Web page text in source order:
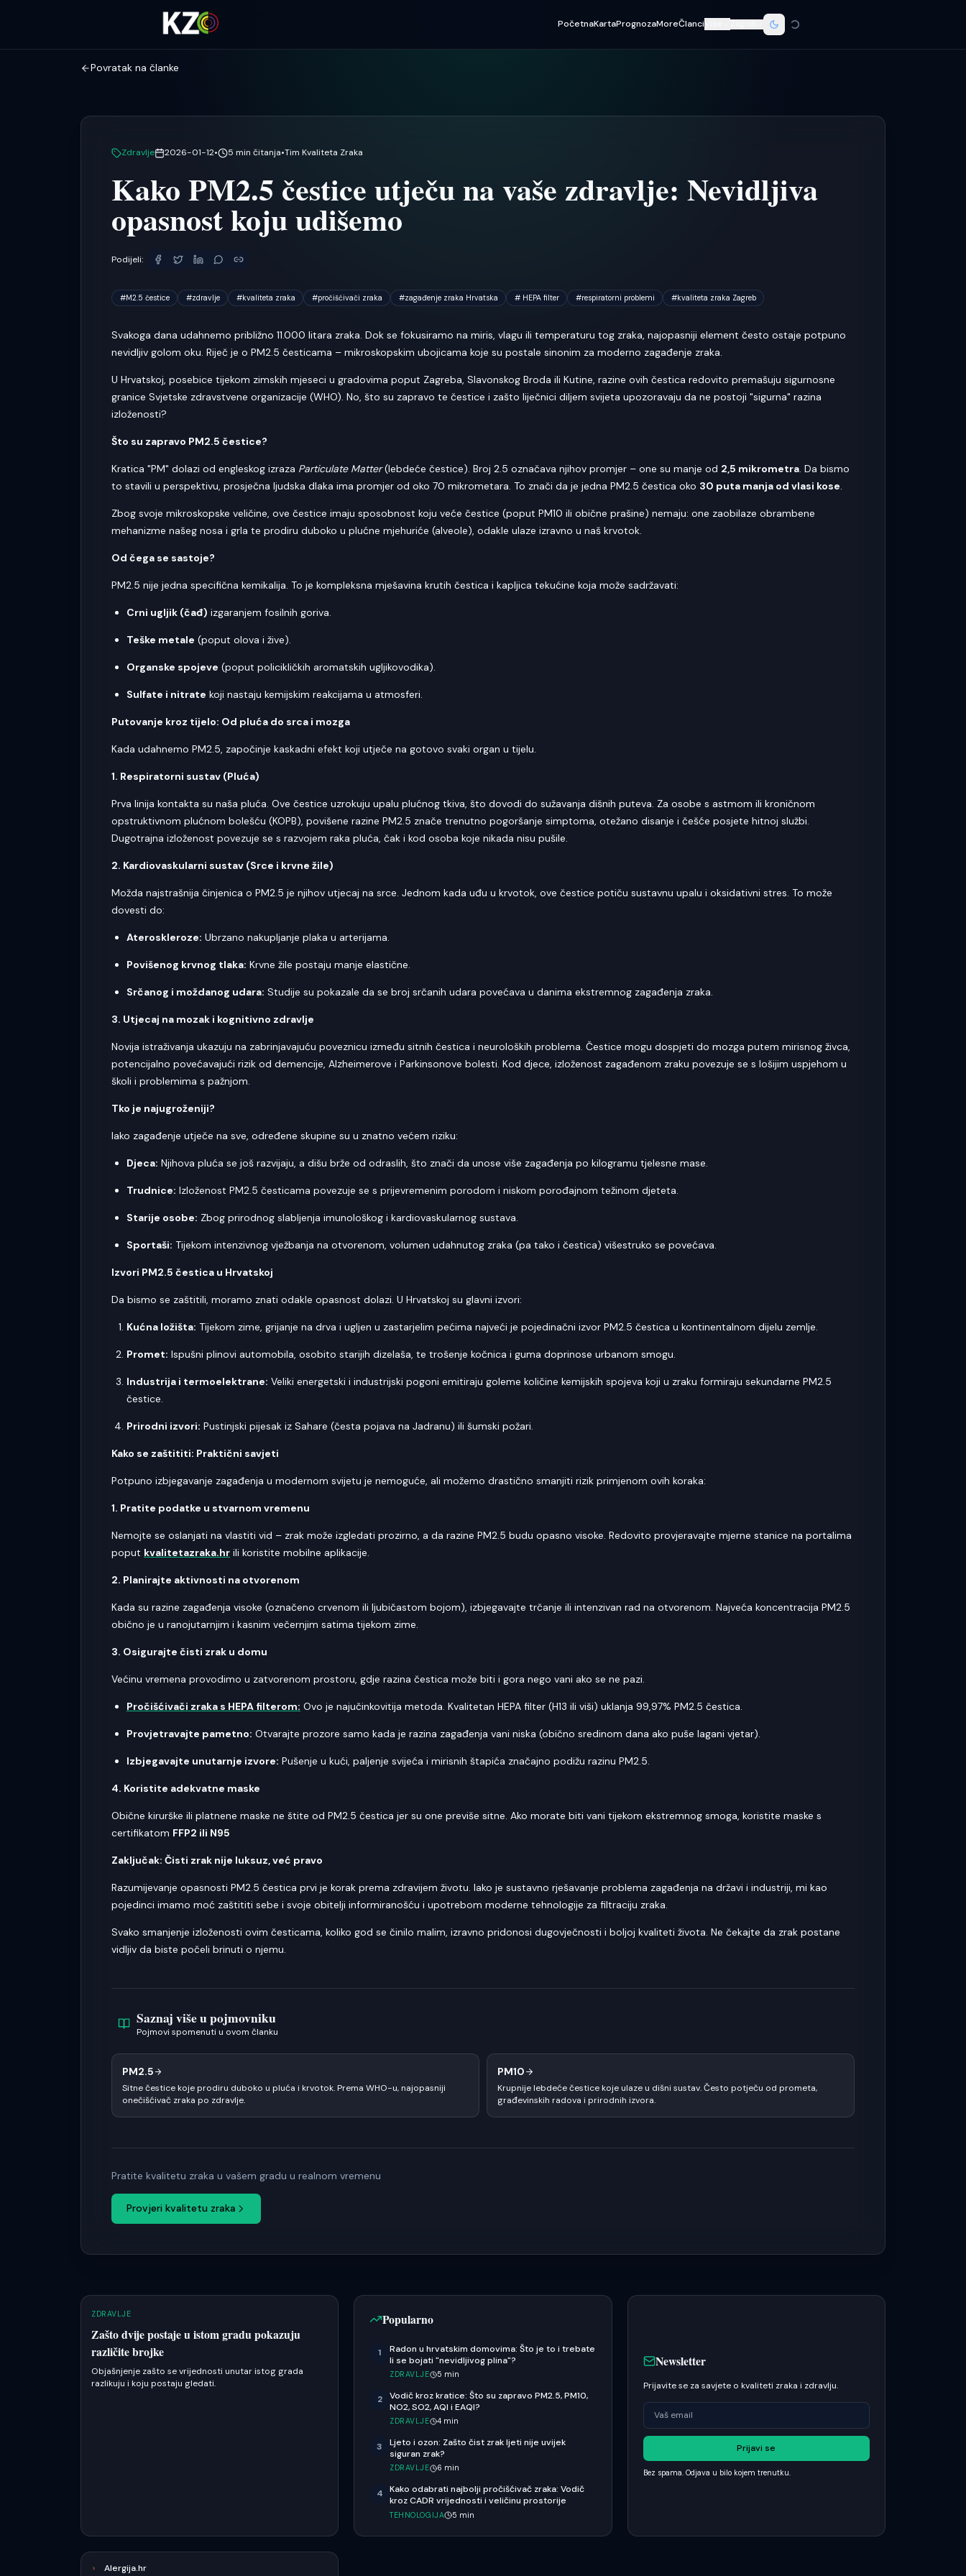
PočetnaKartaPrognozaMoreČlanci
Povratak na članke
Zdravlje 2026-01-12• 5 min čitanja•Tim Kvaliteta Zraka
Kako PM2.5 čestice utječu na vaše zdravlje: Nevidljiva
opasnost koju udišemo
Podijeli:
#M2.5 čestice #zdravlje #kvaliteta zraka #pročišćivači zraka #zagađenje zraka Hrvatska #HEPA filter #respiratorni problemi #kvaliteta zraka Zagreb
Svakoga dana udahnemo približno 11.000 litara zraka. Dok se fokusiramo na miris, vlagu ili temperaturu tog zraka, najopasniji element često ostaje potpuno
nevidljiv golom oku. Riječ je o PM2.5 česticama – mikroskopskim ubojicama koje su postale sinonim za moderno zagađenje zraka.
U Hrvatskoj, posebice tijekom zimskih mjeseci u gradovima poput Zagreba, Slavonskog Broda ili Kutine, razine ovih čestica redovito premašuju sigurnosne
granice Svjetske zdravstvene organizacije (WHO). No, što su zapravo te čestice i zašto liječnici diljem svijeta upozoravaju da ne postoji "sigurna" razina
izloženosti?
Što su zapravo PM2.5 čestice?
Kratica "PM" dolazi od engleskog izraza Particulate Matter(lebdeće čestice). Broj 2.5 označava njihov promjer – one su manje od 2,5 mikrometra. Da bismo
to stavili u perspektivu, prosječna ljudska dlaka ima promjer od oko 70 mikrometara. To znači da je jedna PM2.5 čestica oko 30 puta manja od vlasi kose.
Zbog svoje mikroskopske veličine, ove čestice imaju sposobnost koju veće čestice (poput PM10 ili obične prašine) nemaju: one zaobilaze obrambene
mehanizme našeg nosa i grla te prodiru duboko u plućne mjehuriće (alveole), odakle ulaze izravno u naš krvotok.
Od čega se sastoje?
PM2.5 nije jedna specifična kemikalija. To je kompleksna mješavina krutih čestica i kapljica tekućine koja može sadržavati:
Crni ugljik (čađ) izgaranjem fosilnih goriva.
Teške metale (poput olova i žive).
Organske spojeve (poput policikličkih aromatskih ugljikovodika).
Sulfate i nitrate koji nastaju kemijskim reakcijama u atmosferi.
Putovanje kroz tijelo: Od pluća do srca i mozga
Kada udahnemo PM2.5, započinje kaskadni efekt koji utječe na gotovo svaki organ u tijelu.
1. Respiratorni sustav (Pluća)
Prva linija kontakta su naša pluća. Ove čestice uzrokuju upalu plućnog tkiva, što dovodi do sužavanja dišnih puteva. Za osobe s astmom ili kroničnom
opstruktivnom plućnom bolešću (KOPB), povišene razine PM2.5 znače trenutno pogoršanje simptoma, otežano disanje i češće posjete hitnoj službi.
Dugotrajna izloženost povezuje se s razvojem raka pluća, čak i kod osoba koje nikada nisu pušile.
2. Kardiovaskularni sustav (Srce i krvne žile)
Možda najstrašnija činjenica o PM2.5 je njihov utjecaj na srce. Jednom kada uđu u krvotok, ove čestice potiču sustavnu upalu i oksidativni stres. To može
dovesti do:
Ateroskleroze: Ubrzano nakupljanje plaka u arterijama.
Povišenog krvnog tlaka: Krvne žile postaju manje elastične.
Srčanog i moždanog udara: Studije su pokazale da se broj srčanih udara povećava u danima ekstremnog zagađenja zraka.
3. Utjecaj na mozak i kognitivno zdravlje
Novija istraživanja ukazuju na zabrinjavajuću poveznicu između sitnih čestica i neuroloških problema. Čestice mogu dospjeti do mozga putem mirisnog živca,
potencijalno povećavajući rizik od demencije, Alzheimerove i Parkinsonove bolesti. Kod djece, izloženost zagađenom zraku povezuje se s lošijim uspjehom u
školi i problemima s pažnjom.
Tko je najugroženiji?
Iako zagađenje utječe na sve, određene skupine su u znatno većem riziku:
Djeca: Njihova pluća se još razvijaju, a dišu brže od odraslih, što znači da unose više zagađenja po kilogramu tjelesne mase.
Trudnice: Izloženost PM2.5 česticama povezuje se s prijevremenim porodom i niskom porođajnom težinom djeteta.
Starije osobe: Zbog prirodnog slabljenja imunološkog i kardiovaskularnog sustava.
Sportaši: Tijekom intenzivnog vježbanja na otvorenom, volumen udahnutog zraka (pa tako i čestica) višestruko se povećava.
Izvori PM2.5 čestica u Hrvatskoj
Da bismo se zaštitili, moramo znati odakle opasnost dolazi. U Hrvatskoj su glavni izvori:
Kućna ložišta: Tijekom zime, grijanje na drva i ugljen u zastarjelim pećima najveći je pojedinačni izvor PM2.5 čestica u kontinentalnom dijelu zemlje.
Promet: Ispušni plinovi automobila, osobito starijih dizelaša, te trošenje kočnica i guma doprinose urbanom smogu.
Industrija i termoelektrane: Veliki energetski i industrijski pogoni emitiraju goleme količine kemijskih spojeva koji u zraku formiraju sekundarne PM2.5
čestice.
Prirodni izvori: Pustinjski pijesak iz Sahare (česta pojava na Jadranu) ili šumski požari.
Kako se zaštititi: Praktični savjeti
Potpuno izbjegavanje zagađenja u modernom svijetu je nemoguće, ali možemo drastično smanjiti rizik primjenom ovih koraka:
1. Pratite podatke u stvarnom vremenu
Nemojte se oslanjati na vlastiti vid – zrak može izgledati prozirno, a da razine PM2.5 budu opasno visoke. Redovito provjeravajte mjerne stanice na portalima
poput kvalitetazraka.hr ili koristite mobilne aplikacije.
2. Planirajte aktivnosti na otvorenom
Kada su razine zagađenja visoke (označeno crvenom ili ljubičastom bojom), izbjegavajte trčanje ili intenzivan rad na otvorenom. Najveća koncentracija PM2.5
obično je u ranojutarnjim i kasnim večernjim satima tijekom zime.
3. Osigurajte čisti zrak u domu
Većinu vremena provodimo u zatvorenom prostoru, gdje razina čestica može biti i gora nego vani ako se ne pazi.
Pročišćivači zraka s HEPA filterom: Ovo je najučinkovitija metoda. Kvalitetan HEPA filter (H13 ili viši) uklanja 99,97% PM2.5 čestica.
Provjetravajte pametno: Otvarajte prozore samo kada je razina zagađenja vani niska (obično sredinom dana ako puše lagani vjetar).
Izbjegavajte unutarnje izvore: Pušenje u kući, paljenje svijeća i mirisnih štapića značajno podižu razinu PM2.5.
4. Koristite adekvatne maske
Obične kirurške ili platnene maske ne štite od PM2.5 čestica jer su one previše sitne. Ako morate biti vani tijekom ekstremnog smoga, koristite maske s
certifikatom FFP2 ili N95
Zaključak: Čisti zrak nije luksuz, već pravo
Razumijevanje opasnosti PM2.5 čestica prvi je korak prema zdravijem životu. Iako je sustavno rješavanje problema zagađenja na državi i industriji, mi kao
pojedinci imamo moć zaštititi sebe i svoje obitelji informiranošću i upotrebom moderne tehnologije za filtraciju zraka.
Svako smanjenje izloženosti ovim česticama, koliko god se činilo malim, izravno pridonosi dugovječnosti i boljoj kvaliteti života. Ne čekajte da zrak postane
vidljiv da biste počeli brinuti o njemu.
Saznaj više u pojmovniku
Pojmovi spomenuti u ovom članku
PM2.5
Sitne čestice koje prodiru duboko u pluća i krvotok. Prema WHO-u, najopasniji
onečišćivač zraka po zdravlje.
PM10
Krupnije lebdeće čestice koje ulaze u dišni sustav. Često potječu od prometa,
građevinskih radova i prirodnih izvora.
Pratite kvalitetu zraka u vašem gradu u realnom vremenu
Provjeri kvalitetu zraka
ZDRAVLJE
Zašto dvije postaje u istom gradu pokazuju
različite brojke
Objašnjenje zašto se vrijednosti unutar istog grada
razlikuju i koju postaju gledati.
Popularno
1
Radon u hrvatskim domovima: Što je to i trebate
li se bojati "nevidljivog plina"?
ZDRAVLJE 5 min
2
Vodič kroz kratice: Što su zapravo PM2.5, PM10,
NO2, SO2, AQI i EAQI?
ZDRAVLJE 4 min
3
Ljeto i ozon: Zašto čist zrak ljeti nije uvijek
siguran zrak?
ZDRAVLJE 6 min
4
Kako odabrati najbolji pročišćivač zraka: Vodič
kroz CADR vrijednosti i veličinu prostorije
TEHNOLOGIJA 5 min
Newsletter
Prijavite se za savjete o kvaliteti zraka i zdravlju.
Prijavi se
Bez spama. Odjava u bilo kojem trenutku.
Alergija.hr